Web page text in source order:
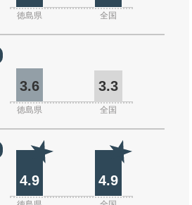
徳島県 全国
3.6 3.3
徳島県 全国
4.9 4.9